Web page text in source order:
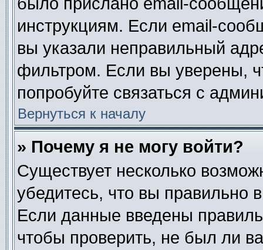
инструкциям. Если email-
вы указали неправильный
фильтром. Если вы уверены,
попробуйте связаться с
Вернуться к началу
» Почему я не могу войти?
Существует несколько
убедитесь, что вы правильно
Если данные введены
чтобы проверить, не был ли